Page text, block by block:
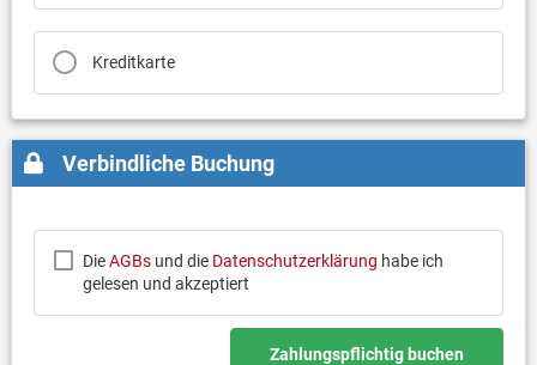
Kreditkarte
Verbindliche Buchung
DieAGBsund die Datenschutzerklärung habe ich
gelesen und akzeptiert
Zahlungspflichtig buchen